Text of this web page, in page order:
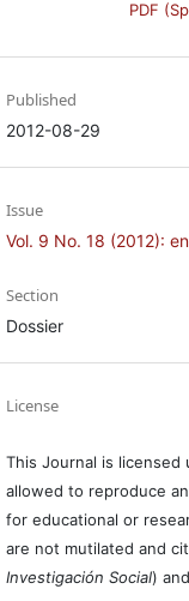
PDF
Published
2012-08-29
Issue
Vol. 9 No. 18 (2012):
Section
Dossier
License
This Journal is licensed
allowed to reproduce
for educational or
are not mutilated and
Investigación Social)